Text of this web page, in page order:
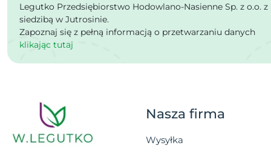
Legutko Przedsiębiorstwo Hodowlano-Nasienne Sp. z o.o. z
siedzibą w Jutrosinie.
Zapoznaj się z pełną informacją o przetwarzaniu danych
klikając tutaj
Nasza firma
Wysyłka